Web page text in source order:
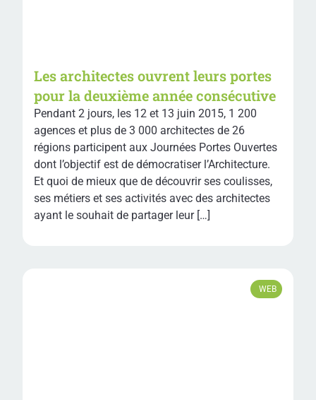
Les architectes ouvrent leurs portes
pour la deuxième année consécutive
Pendant 2 jours, les 12 et 13 juin 2015, 1 200
agences et plus de 3 000 architectes de 26
régions participent aux Journées Portes Ouvertes
dont l’objectif est de démocratiser l’Architecture.
Et quoi de mieux que de découvrir ses coulisses,
ses métiers et ses activités avec des architectes
ayant le souhait de partager leur […]
WEB